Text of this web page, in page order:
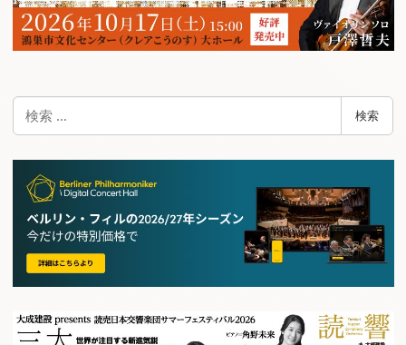
検
検索